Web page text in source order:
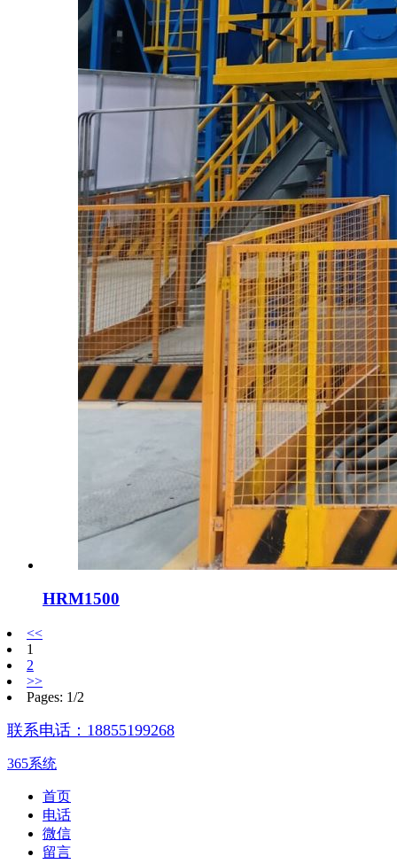
HRM1500
<<
1
2
>>
Pages: 1/2
联系电话：18855199268
365系统
首页
电话
微信
留言